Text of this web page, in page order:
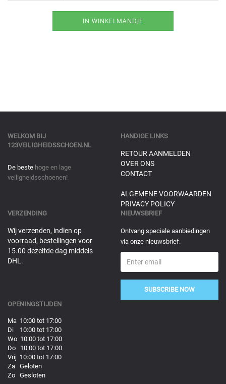
WELKOM BIJ
123VEILIGHEIDSSCHOEN.NL
De beste hoge en lage
veiligheidsschoenen!
HANDIGE LINKS
RETOUR AANMELDEN
OVER ONS
CONTACT
ALGEMENE VOORWAARDEN
PRIVACY POLICY
VERZENDING
Wij verzenden, indien op
voorraad, bestellingen voor
15.00 dezelfde dag middels
DHL.
NIEUWSBRIEF
Ontvang speciale aanbiedingen
via onze nieuwsbrief.
SUBSCRIBE NOW
OPENINGSTIJDEN
Ma 10:00 tot 17:00
Di 10:00 tot 17:00
Wo 10:00 tot 17:00
Do 10:00 tot 17:00
Vrij 10:00 tot 17:00
Za Geloten
Zo Gesloten